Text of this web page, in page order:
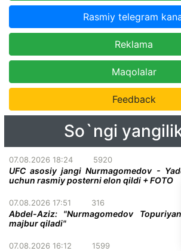
Rasmiy telegram
Reklama
Maqolalar
Feedback
So`ngi
07.08.2026 18:24 5920
UFC asosiy jangi Nurmagomedov -
uchun rasmiy posterni elon qildi + FOTO
07.08.2026 17:51 316
Abdel-Aziz: "Nurmagomedov
majbur qiladi"
07.08.2026 16:12 1599